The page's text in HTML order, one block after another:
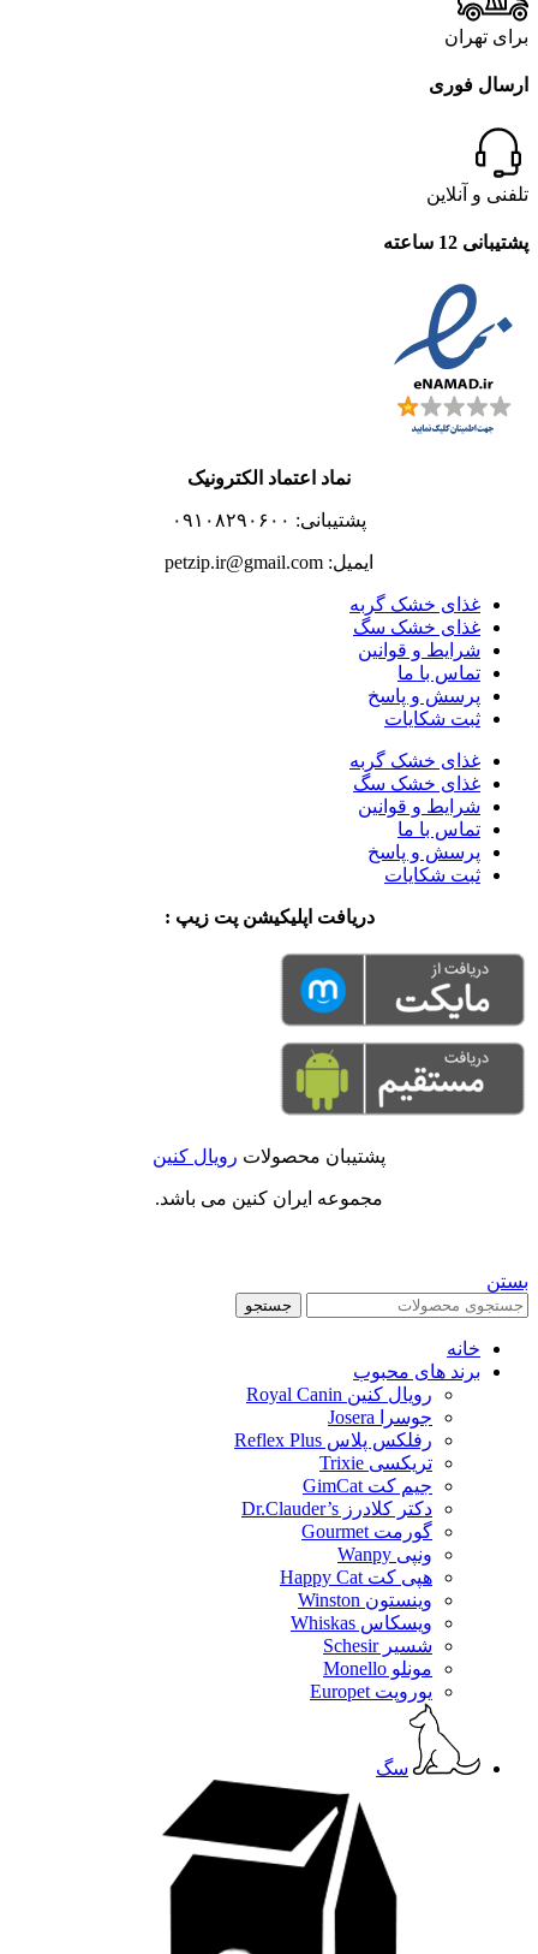
برای تهران
ارسال فوری
تلفنی و آنلاین
پشتیبانی 12 ساعته
نماد اعتماد الکترونیک
پشتیبانی: ۰۹۱۰۸۲۹۰۶۰۰
ایمیل: petzip.ir@gmail.com
غذای خشک گربه
غذای خشک سگ
شرایط و قوانین
تماس با ما
پرسش و پاسخ
ثبت شکایات
غذای خشک گربه
غذای خشک سگ
شرایط و قوانین
تماس با ما
پرسش و پاسخ
ثبت شکایات
دریافت اپلیکیشن پت زیپ :
پشتیبان محصولات رویال کنین
مجموعه ایران کنین می باشد.
بستن
جستجو
خانه
برند های محبوب
رویال کنین Royal Canin
جوسرا Josera
رفلکس پلاس Reflex Plus
تریکسی Trixie
جیم کت GimCat
دکتر کلادرز Dr.Clauder’s
گورمت Gourmet
ونپی Wanpy
هپی کت Happy Cat
وینستون Winston
ویسکاس Whiskas
شسیر Schesir
مونلو Monello
یوروپت Europet
سگ